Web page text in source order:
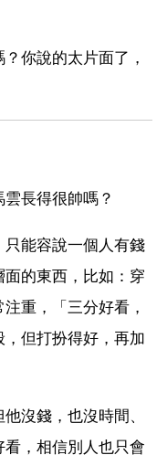
你說的太片面了，
長得很帥嗎？
能容說一個人有錢
的東西，比如：穿
重，「三分好看，
但打扮得好，再加
沒錢，也沒時間、
，相信別人也只會